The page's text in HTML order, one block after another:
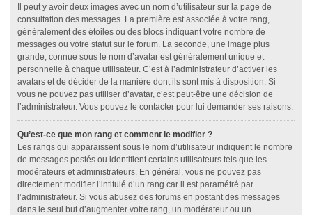
Il peut y avoir deux images avec un nom d’utilisateur sur la page de
consultation des messages. La première est associée à votre rang,
généralement des étoiles ou des blocs indiquant votre nombre de
messages ou votre statut sur le forum. La seconde, une image plus
grande, connue sous le nom d’avatar est généralement unique et
personnelle à chaque utilisateur. C’est à l’administrateur d’activer les
avatars et de décider de la manière dont ils sont mis à disposition. Si
vous ne pouvez pas utiliser d’avatar, c’est peut-être une décision de
l’administrateur. Vous pouvez le contacter pour lui demander ses raisons.
Qu’est-ce que mon rang et comment le modifier ?
Les rangs qui apparaissent sous le nom d’utilisateur indiquent le nombre
de messages postés ou identifient certains utilisateurs tels que les
modérateurs et administrateurs. En général, vous ne pouvez pas
directement modifier l’intitulé d’un rang car il est paramétré par
l’administrateur. Si vous abusez des forums en postant des messages
dans le seul but d’augmenter votre rang, un modérateur ou un